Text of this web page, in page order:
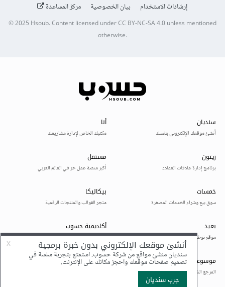
إرشادات الاستخدام
بيان الخصوصية مركز المساعدة
© 2025Hsoub.Content licensed underCC BY-NC-SA 4.0unless mentioned
otherwise.